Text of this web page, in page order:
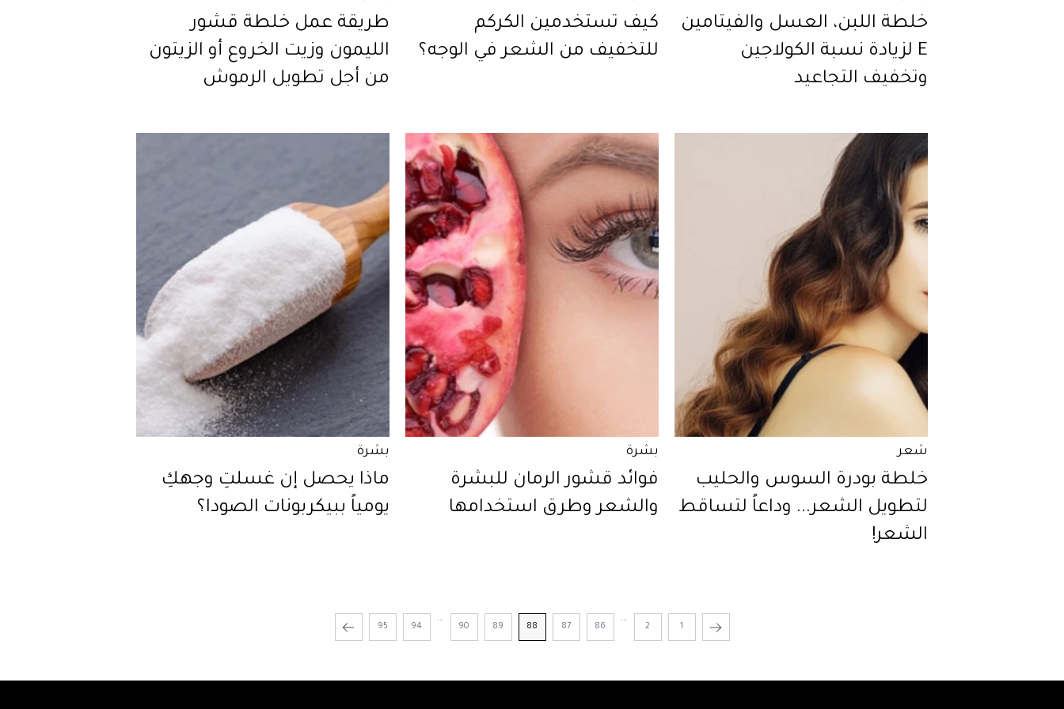
خلطة اللبن، العسل والفيتامين
E لزيادة نسبة الكولاجين
وتخفيف التجاعيد
كيف تستخدمين الكركم
للتخفيف من الشعر في الوجه؟
طريقة عمل خلطة قشور
الليمون وزيت الخروع أو الزيتون
من أجل تطويل الرموش
شعر
خلطة بودرة السوس والحليب
لتطويل الشعر... وداعاً لتساقط
الشعر!
بشرة
فوائد قشور الرمان للبشرة
والشعر وطرق استخدامها
بشرة
ماذا يحصل إن غسلتِ وجهكِ
يومياً ببيكربونات الصودا؟
1
2
...
86
87
88
89
90
...
94
95